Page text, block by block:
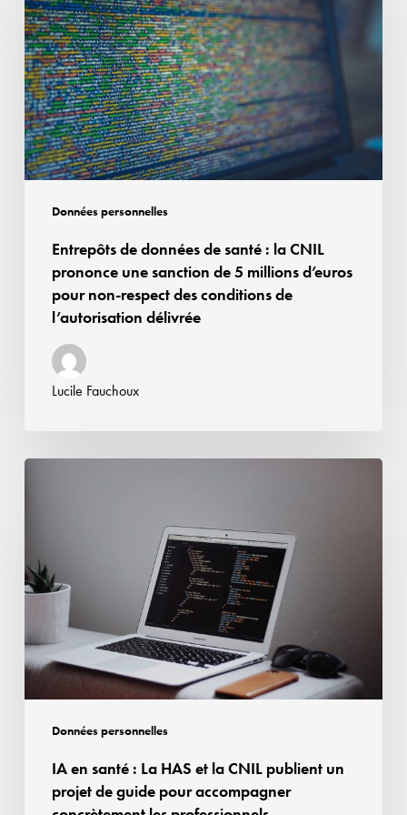
Données personnelles
de
santé :
la
CNIL
prononce
une
sanction
millions
d’euros
respect
l’autorisation
Entrepôts de données de santé : la CNIL
prononce une sanction de 5 millions d’euros
pour non-respect des conditions de
l’autorisation délivrée
Lucile Fauchoux
Données personnelles
HAS
et
CNIL
publient
un
projet
guideIA en santé : La HAS et la CNIL publient un
projet de guide pour accompagner